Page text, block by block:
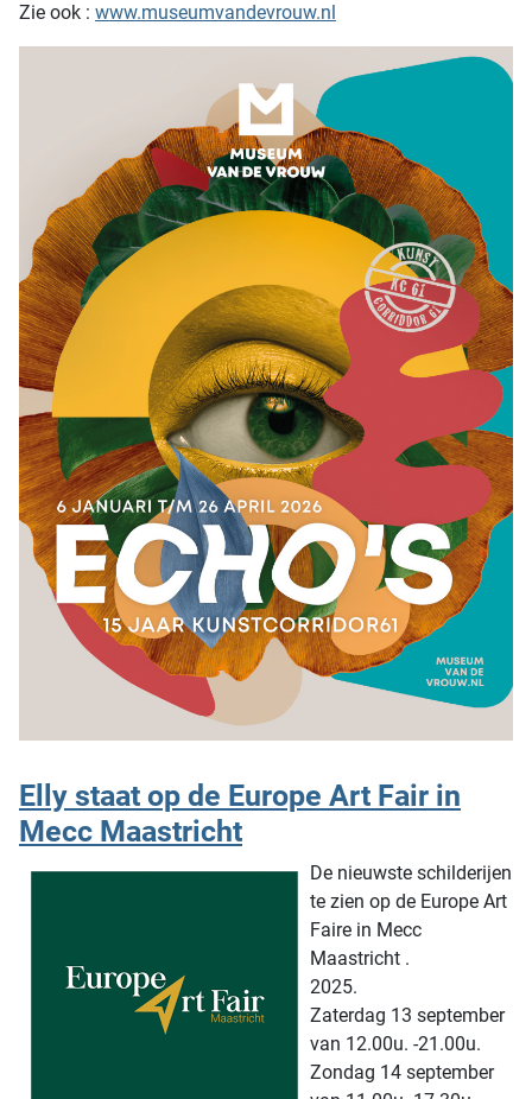
Zie ook : www.museumvandevrouw.nl
Elly staat op de Europe Art Fair in
Mecc Maastricht
De nieuwste schilderijen
te zien op de Europe Art
Faire in Mecc
Maastricht .
2025.
Zaterdag 13 september
van 12.00u. -21.00u.
Zondag 14 september